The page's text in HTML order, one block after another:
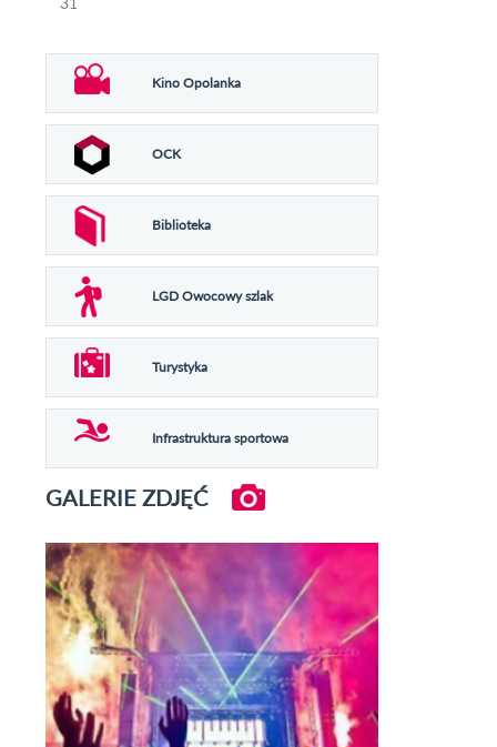
Kino Opolanka
OCK
Biblioteka
LGD Owocowy szlak
Turystyka
Infrastruktura sportowa
GALERIE ZDJĘĆ